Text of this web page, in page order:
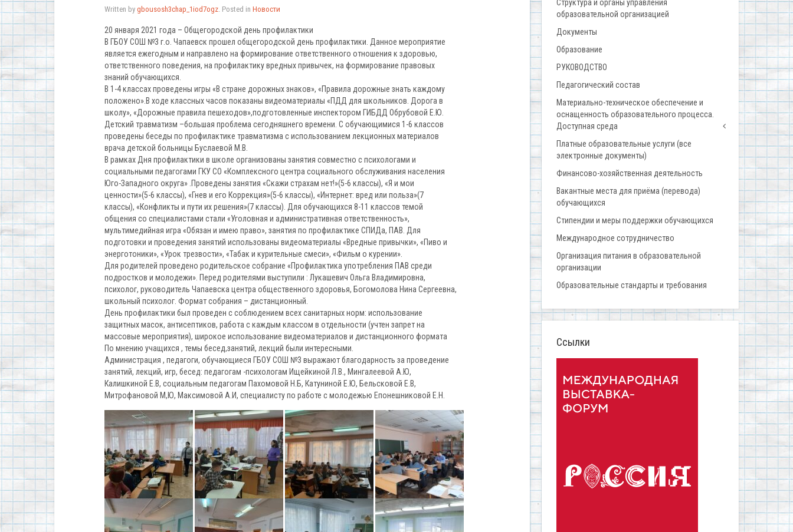
Written by gbousosh3chap_1iod7ogz. Posted in Новости
20 января 2021 года – Общегородской день профилактики
В ГБОУ СОШ №3 г.о. Чапаевск прошел общегородской день профилактики. Данное мероприятие
является ежегодным и направлено на формирование ответственного отношения к здоровью,
ответственного поведения, на профилактику вредных привычек, на формирование правовых
знаний обучающихся.
В 1-4 классах проведены игры «В стране дорожных знаков», «Правила дорожные знать каждому
положено».В ходе классных часов показаны видеоматериалы «ПДД для школьников. Дорога в
школу», «Дорожные правила пешеходов»,подготовленные инспектором ГИБДД Обрубовой Е.Ю.
Детский травматизм –большая проблема сегодняшнего времени. С обучающимися 1-6 классов
проведены беседы по профилактике травматизма с использованием лекционных материалов
врача детской больницы Буслаевой М.В.
В рамках Дня профилактики в школе организованы занятия совместно с психологами и
социальными педагогами ГКУ СО «Комплексного центра социального обслуживания населения
Юго-Западного округа» .Проведены занятия «Скажи страхам нет!»(5-6 классы), «Я и мои
ценности»(5-6 классы), «Гнев и его Коррекция»(5-6 классы), «Интернет: вред или польза»(7
классы), «Конфликты и пути их решения»(7 классы). Для обучающихся 8-11 классов темой
общения со специалистами стали «Уголовная и административная ответственность»,
мультимедийная игра «Обязан и имею право», занятия по профилактике СПИДа, ПАВ. Для
подготовки и проведения занятий использованы видеоматериалы «Вредные привычки», «Пиво и
энерготоники», «Урок трезвости», «Табак и курительные смеси», «Фильм о курении».
Для родителей проведено родительское собрание «Профилактика употребления ПАВ среди
подростков и молодежи». Перед родителями выступили : Лукашевич Ольга Владимировна,
психолог, руководитель Чапаевска центра общественного здоровья, Богомолова Нина Сергеевна,
школьный психолог. Формат собрания – дистанционный.
День профилактики был проведен с соблюдением всех санитарных норм: использование
защитных масок, антисептиков, работа с каждым классом в отдельности (учтен запрет на
массовые мероприятия), широкое использование видеоматериалов и дистанционного формата
По мнению учащихся , темы бесед,занятий, лекций были интересными.
Администрация , педагоги, обучающиеся ГБОУ СОШ №3 выражают благодарность за проведение
занятий, лекций, игр, бесед: педагогам -психологам Ищейкиной Л.В., Мингалеевой А.Ю,
Калишкиной Е.В, социальным педагогам Пахомовой Н.Б, Катуниной Е.Ю, Бельсковой Е.В,
Митрофановой М,Ю, Максимовой А.И, специалисту по работе с молодежью Епонешниковой Е.Н.
Структура и органы управления
образовательной организацией
Документы
Образование
РУКОВОДСТВО
Педагогический состав
Материально-техническое обеспечение и
оснащенность образовательного процесса.
Доступная среда
Платные образовательные услуги (все
электронные документы)
Финансово-хозяйственная деятельность
Вакантные места для приёма (перевода)
обучающихся
Стипендии и меры поддержки обучающихся
Международное сотрудничество
Организация питания в образовательной
организации
Образовательные стандарты и требования
Ссылки